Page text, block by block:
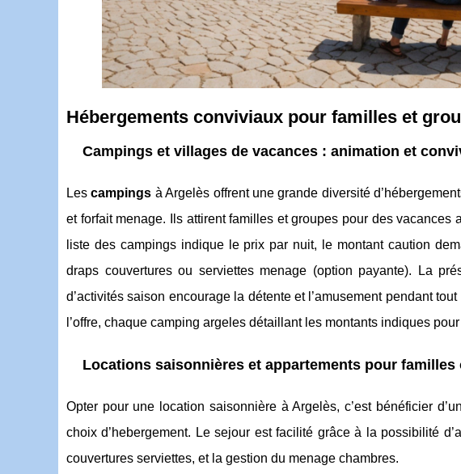
Hébergements conviviaux pour familles et
Campings et villages de vacances : animation et
Lescampings à Argelès offrent une grande diversité
et forfait menage. Ils attirent familles et groupes pour des
liste des campings indique le prix par nuit, le montant caution
draps couvertures ou serviettes menage (option payante). La
d’activités saison encourage la détente et l’amusement pendant
l’offre, chaque camping argeles détaillant les montants indiques
Locations saisonnières et appartements pour familles
Opter pour une location saisonnière à Argelès, c’est bénéficier
choix d’hebergement. Le sejour est facilité grâce à la possibilité
couvertures serviettes, et la gestion du menage chambres.